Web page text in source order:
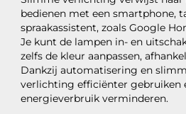
bedienen met een smartphone,
spraakassistent, zoals Google
Je kunt de lampen in- en
zelfs de kleur aanpassen,
Dankzij automatisering en
verlichting efficiënter gebruiken
energieverbruik verminderen.